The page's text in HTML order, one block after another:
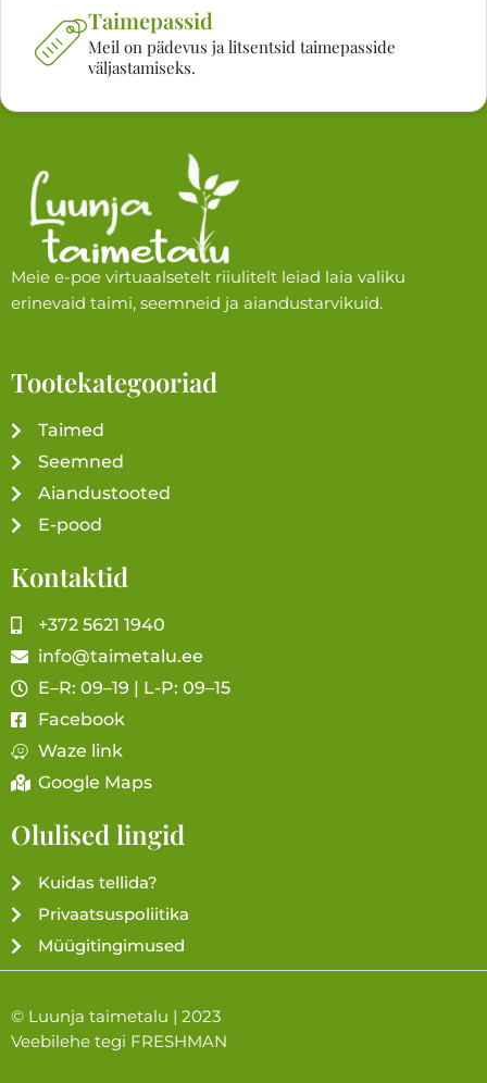
Taimepassid
Meil on pädevus ja litsentsid taimepasside
väljastamiseks.
Meie e-poe virtuaalsetelt riiulitelt leiad laia valiku
erinevaid taimi, seemneid ja aiandustarvikuid.
Tootekategooriad
Taimed
Seemned
Aiandustooted
E-pood
Kontaktid
+372 5621 1940
info@taimetalu.ee
E–R: 09–19 | L-P: 09–15
Facebook
Waze link
Google Maps
Olulised lingid
Kuidas tellida?
Privaatsuspoliitika
Müügitingimused
© Luunja taimetalu | 2023
Veebilehe tegi FRESHMAN